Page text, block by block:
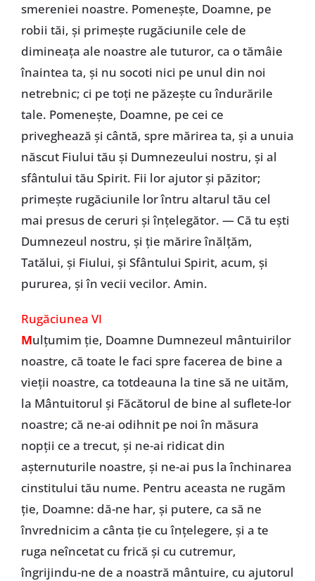
smereniei noastre. Pomeneşte, Doamne, pe
robii tăi, şi primeşte rugăciunile cele de
dimineaţa ale noastre ale tuturor, ca o tămâie
înaintea ta, şi nu socoti nici pe unul din noi
netrebnic; ci pe toţi ne păzeşte cu îndurările
tale. Pomeneşte, Doamne, pe cei ce
priveghează şi cântă, spre mărirea ta, şi a unuia
născut Fiului tău şi Dumnezeului nostru, şi al
sfântului tău Spirit. Fii lor ajutor şi păzitor;
primeşte rugăciunile lor întru altarul tău cel
mai presus de ceruri şi înţelegător. — Că tu eşti
Dumnezeul nostru, şi ţie mărire înălţăm,
Tatălui, şi Fiului, şi Sfântului Spirit, acum, şi
pururea, şi în vecii vecilor. Amin.
Rugăciunea VI
Mulţumim ţie, Doamne Dumnezeul mântuirilor
noastre, că toate le faci spre facerea de bine a
vieţii noastre, ca totdeauna la tine să ne uităm,
la Mântuitorul şi Făcătorul de bine al suflete-lor
noastre; că ne-ai odihnit pe noi în măsura
nopţii ce a trecut, şi ne-ai ridicat din
aşternuturile noastre, şi ne-ai pus la închinarea
cinstitului tău nume. Pentru aceasta ne rugăm
ţie, Doamne: dă-ne har, şi putere, ca să ne
învrednicim a cânta ţie cu înţelegere, şi a te
ruga neîncetat cu frică şi cu cutremur,
îngrijindu-ne de a noastră mântuire, cu ajutorul